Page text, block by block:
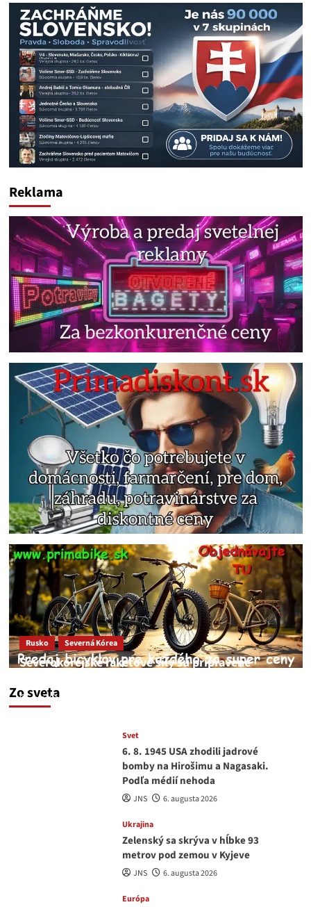
Reklama
Zo sveta
Rusko Severná Kórea
Severokórejské raketové sily sú pripravené
JNS
Svet
6. 8. 1945 USA zhodili jadrové
bomby na Hirošimu a Nagasaki.
Podľa médií nehoda
JNS 6. augusta 2026
Ukrajina
Zelenský sa skrýva v hĺbke 93
metrov pod zemou v Kyjeve
JNS 6. augusta 2026
Európa